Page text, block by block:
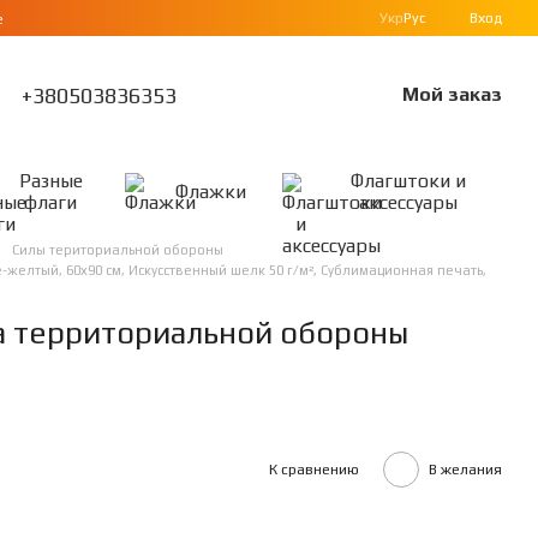
УкрРус Вход
+380503836353 Мой заказ
Разные
флаги
Флажки
Флагштоки и
аксессуары
Силы териториальной обороны
60х90 см, Искусственный шелк 50 г/м², Сублимационная печать,
территориальной обороны
К сравнению В желания